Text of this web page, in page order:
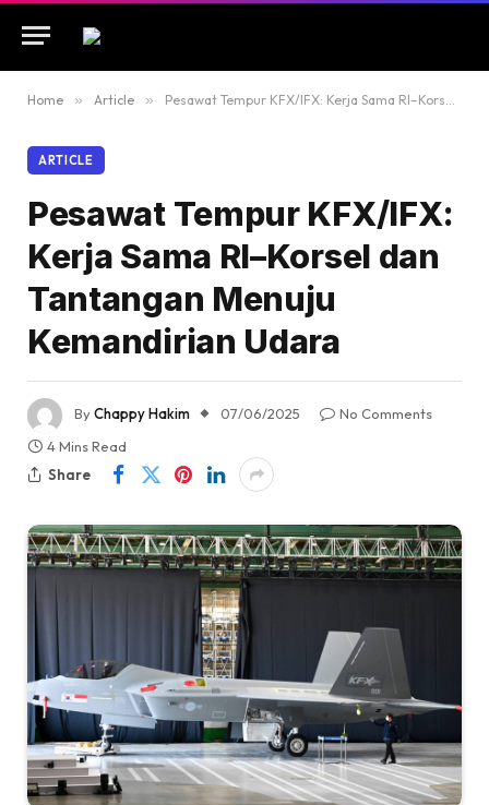
Home » Article » Pesawat Tempur KFX/IFX: Kerja Sama RI–Korsel dan Tantangan Menuju Kemandirian Udara
ARTICLE
Pesawat Tempur KFX/IFX:
Kerja Sama RI–Korsel dan
Tantangan Menuju
Kemandirian Udara
ByChappy Hakim 07/06/2025
No Comments
4 Mins Read
Share